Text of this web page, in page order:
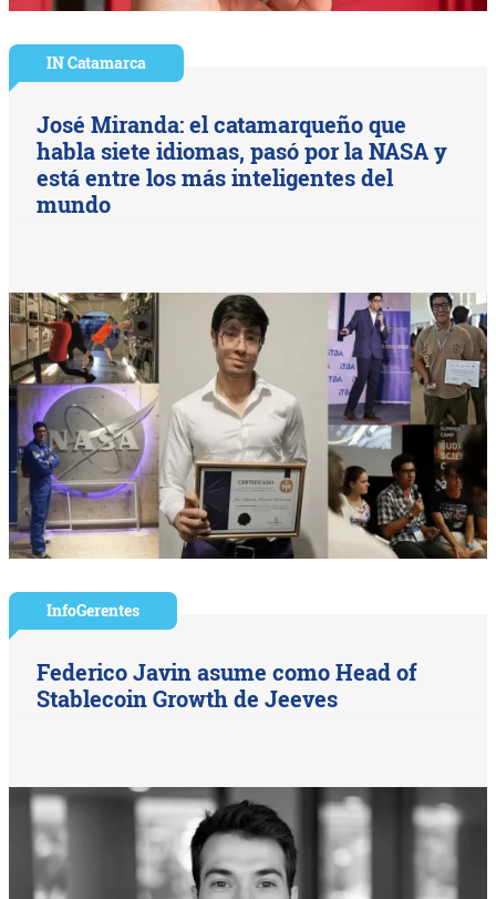
IN Catamarca
José Miranda: el catamarqueño que
habla siete idiomas, pasó por la NASA y
está entre los más inteligentes del
mundo
InfoGerentes
Federico Javin asume como Head of
Stablecoin Growth de Jeeves